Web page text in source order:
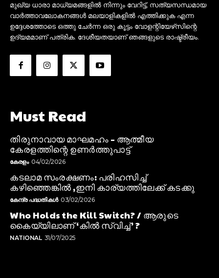
മുഖ്യ ധാരാ മാധ്യമങ്ങളിൽ നിന്നും വേറിട്ട്, സത്യസന്ധമായ
വാർത്താവലോകനങ്ങൾ മലയാളികളിൽ എത്തിക്കുക എന്ന
ഉദ്ദേശത്തോടെ ഒത്തു ചേർന്ന ഒരു കൂട്ടം വോളന്റിയേഴ്‌സിന്റെ
ഉദ്യമമാണ് പത്രിക. ദേശീയതയാണ് ഞങ്ങളുടെ രാഷ്ട്രീയം.
Must Read
തിരുനാവായ മാഘമഹം – ആത്മീയ
കേരളത്തിന്റെ ഉണർത്തുപാട്ട്
കേരളം 04/02/2026
കടലാമ സംരക്ഷണം: പരിഹസിച്ച്
കഴിഞ്ഞെങ്കിൽ ,ഇനി കാര്യത്തിലേക്ക് കടക്കു
കേന്ദ്ര പദ്ധതികൾ 03/02/2026
Who Holds the Kill Switch? / ആരുടെ
കൈയ്യിലാണ് ‘കിൽ സ്വിച്ച്’ ?
NATIONAL 31/07/2025